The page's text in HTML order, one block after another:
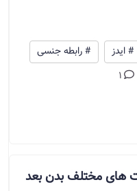
# ایدز
# رابطه جنسی
1
های مختلف بدن بعد